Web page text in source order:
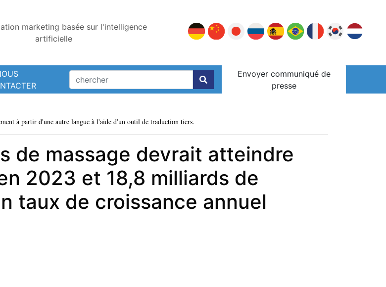
marketing basée sur l'intelligence
artificielle
Envoyer communiqué de
presse
à partir d'une autre langue à l'aide d'un outil de traduction tiers.
de massage devrait atteindre
2023 et 18,8 milliards de
taux de croissance annuel